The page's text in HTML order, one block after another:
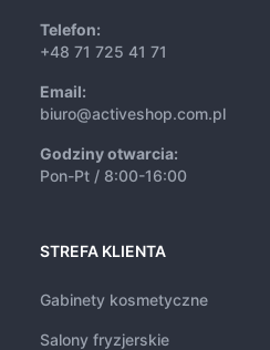
Telefon:
+48 71 725 41 71
Email:
biuro@activeshop.com.pl
Godziny otwarcia:
Pon-Pt / 8:00-16:00
STREFA KLIENTA
Gabinety kosmetyczne
Salony fryzjerskie